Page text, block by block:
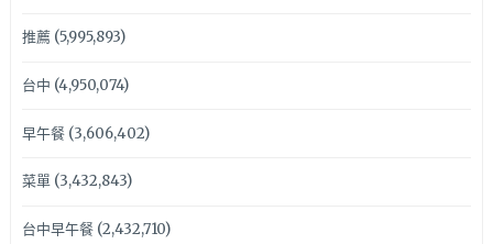
推薦(5,995,893)
台中 (4,950,074)
早午餐(3,606,402)
菜單(3,432,843)
台中早午餐(2,432,710)